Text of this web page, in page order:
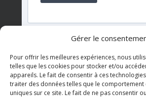
Gérer le
Pour offrir les meilleures expériences, nous
telles que les cookies pour stocker et/ou
appareils. Le fait de consentir à ces
traiter des données telles que le comportement
uniques sur ce site. Le fait de ne pas consentir
Événements à